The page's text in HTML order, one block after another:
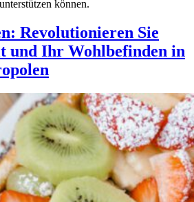
können.
Revolutionieren Sie
und Ihr Wohlbefinden in